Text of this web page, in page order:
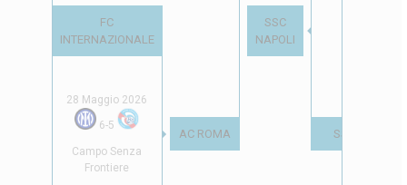
FC
INTERNAZIONALE
SSC
NAPOLI
28 Maggio 2026
6-5
Campo Senza
Frontiere
AC ROMA SSC NAPOLI